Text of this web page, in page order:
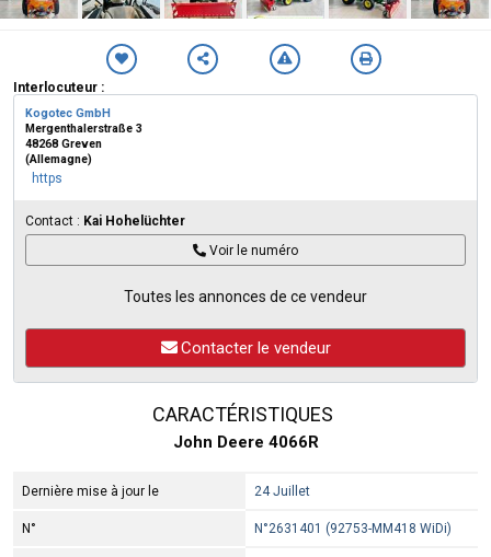
Interlocuteur :
Kogotec GmbH
Mergenthalerstraße 3
48268 Greven
(Allemagne)
https
Contact : Kai Hohelüchter
Voir le numéro
Toutes les annonces de ce vendeur
Contacter le vendeur
CARACTÉRISTIQUES
John Deere 4066R
Dernière mise à jour le 24 Juillet
N° N°2631401 (92753-MM418 WiDi)